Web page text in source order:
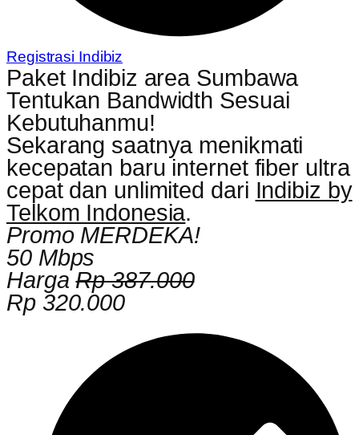
Registrasi Indibiz
Paket Indibiz area Sumbawa
Tentukan Bandwidth Sesuai
Kebutuhanmu!
Sekarang saatnya menikmati
kecepatan baru internet fiber ultra
cepat dan unlimited dari Indibiz by
Telkom Indonesia.
Promo MERDEKA!
50 Mbps
HargaRp 387.000
Rp 320.000